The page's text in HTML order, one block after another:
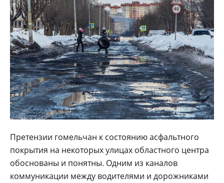
Претензии гомельчан к состоянию асфальтного
покрытия на некоторых улицах областного центра
обоснованы и понятны. Одним из каналов
коммуникации между водителями и дорожниками